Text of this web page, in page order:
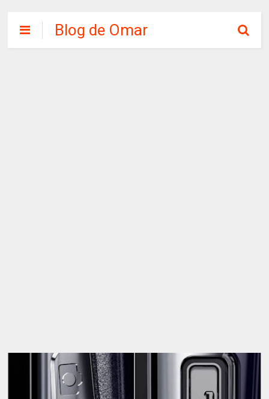
Blog de Omar
Chirinos